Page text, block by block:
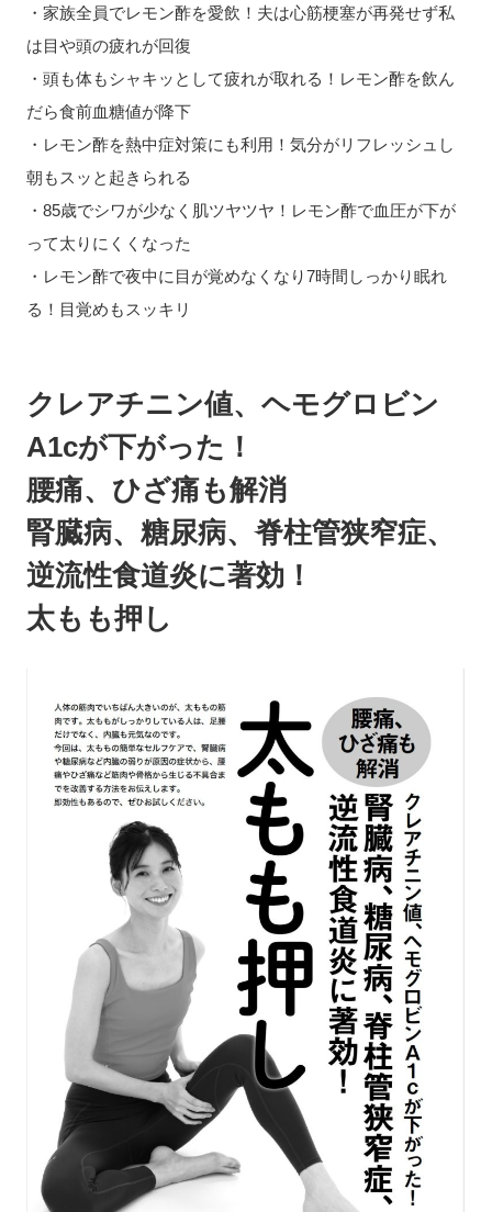
・家族全員でレモン酢を愛飲！夫は心筋梗塞が再発せず私
は目や頭の疲れが回復
・頭も体もシャキッとして疲れが取れる！レモン酢を飲ん
だら食前血糖値が降下
・レモン酢を熱中症対策にも利用！気分がリフレッシュし
朝もスッと起きられる
・85歳でシワが少なく肌ツヤツヤ！レモン酢で血圧が下が
って太りにくくなった
・レモン酢で夜中に目が覚めなくなり7時間しっかり眠れ
る！目覚めもスッキリ
クレアチニン値、ヘモグロビン
A1cが下がった！
腰痛、ひざ痛も解消
腎臓病、糖尿病、脊柱管狭窄症、
逆流性食道炎に著効！
太もも押し